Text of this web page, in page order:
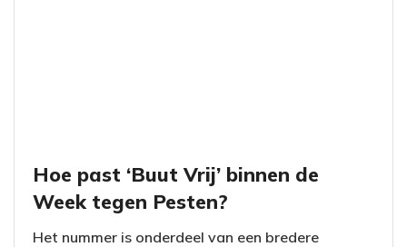
Hoe past ‘Buut Vrij’ binnen de
Week tegen Pesten?
Het nummer is onderdeel van een bredere